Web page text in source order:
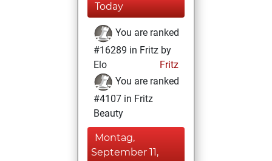
Today
You are ranked
#16289 in Fritz by
Elo
Fritz
You are ranked
#4107 in Fritz
Beauty
Montag,
September 11,